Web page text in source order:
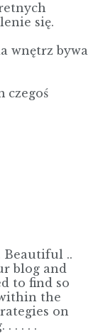
się.
wnętrz bywa
czegoś
Beautiful ..
blog and
to find so
the
on
. . . .